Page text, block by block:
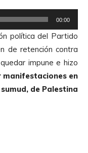
00:00
política del Partido
de retención contra
impune e hizo
en
de Palestina